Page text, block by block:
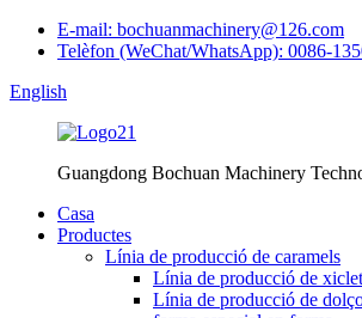
E-mail: bochuanmachinery@126.com
Telèfon (WeChat/WhatsApp): 0086-
English
Guangdong Bochuan Machinery
Casa
Productes
Línia de producció de caramels
Línia de producció de
Línia de producció de